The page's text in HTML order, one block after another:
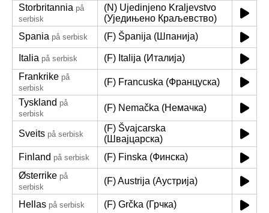
Storbritannia på
serbisk
(N) Ujedinjeno Kraljevstvo
(Уједињено Краљевство)
Spania på serbisk (F) Španija (Шпанија)
Italia på serbisk
(F) Italija (Италија)
Frankrike på
serbisk
(F) Francuska (Француска)
Tyskland på
serbisk
(F) Nemačka (Немачка)
Sveits på serbisk
(F) Švajcarska
(Швајцарска)
Finland på serbisk
(F) Finska (Финска)
Østerrike på
serbisk
(F) Austrija (Аустрија)
Hellas på serbisk
(F) Grčka (Грчка)